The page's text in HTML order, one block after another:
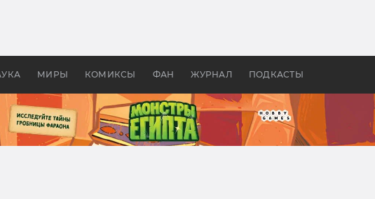
МИРЫ КОМИКСЫ ФАН ЖУРНАЛ ПОДКАСТЫ
в России —
бы «Властелина колец»